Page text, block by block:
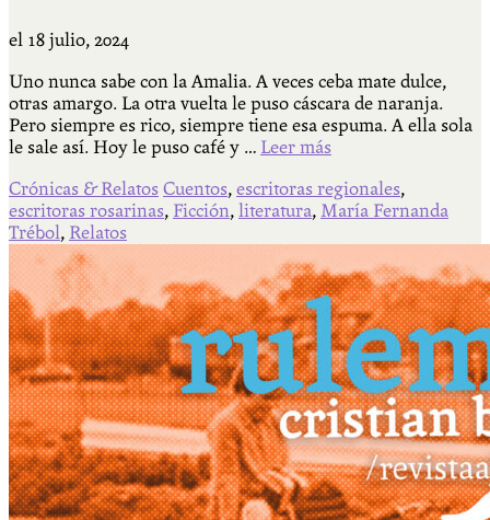
el 18 julio, 2024
Uno nunca sabe con la Amalia. A veces ceba mate dulce,
otras amargo. La otra vuelta le puso cáscara de naranja.
Pero siempre es rico, siempre tiene esa espuma. A ella sola
le sale así. Hoy le puso café y … Leer más
Crónicas & Relatos Cuentos, escritoras regionales,
escritoras rosarinas, Ficción, literatura, María Fernanda
Trébol, Relatos